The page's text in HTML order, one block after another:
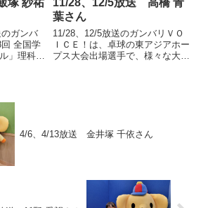
ガンバ
全国学
」理科自
葉さん
11/28、12/5放送のガンバリＶＯ
ＩＣＥ！は、卓球の東アジアホー
プス大会出場選手で、様々な大会
4/6、4/13放送 金井塚 千依さん